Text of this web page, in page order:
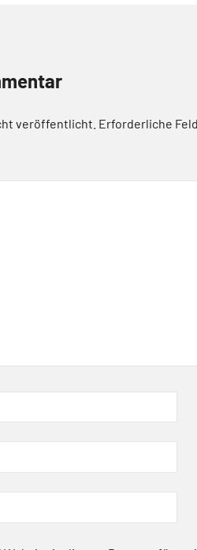
veröffentlicht. Erforderliche